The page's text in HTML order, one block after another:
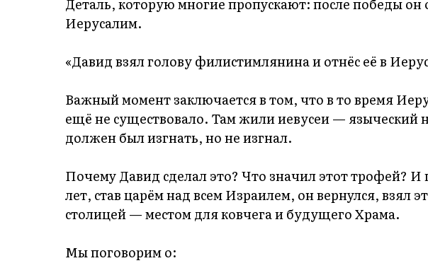
Деталь, которую многие пропускают: после победы он
Иерусалим.
«Давид взял голову филистимлянина и отнёс её в
Важный момент заключается в том, что в то время
ещё не существовало. Там жили иевусеи — языческий
должен был изгнать, но не изгнал.
Почему Давид сделал это? Что значил этот трофей? И
лет, став царём над всем Израилем, он вернулся, взял
столицей — местом для ковчега и будущего Храма.
Мы поговорим о: